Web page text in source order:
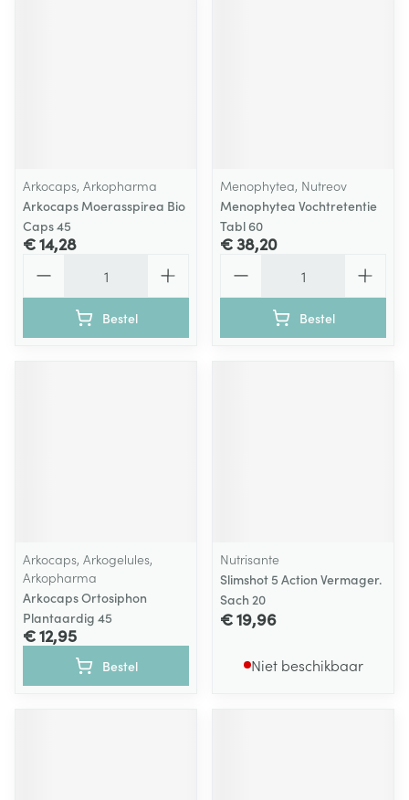
Arkocaps, Arkopharma
Arkocaps Moerasspirea Bio
Caps 45
€ 14,28
Bestel
Menophytea, Nutreov
Menophytea Vochtretentie
Tabl 60
€ 38,20
Bestel
Arkocaps, Arkogelules,
Arkopharma
Arkocaps Ortosiphon
Plantaardig 45
€ 12,95
Bestel
Nutrisante
Slimshot 5 Action Vermager.
Sach 20
€ 19,96
Niet beschikbaar